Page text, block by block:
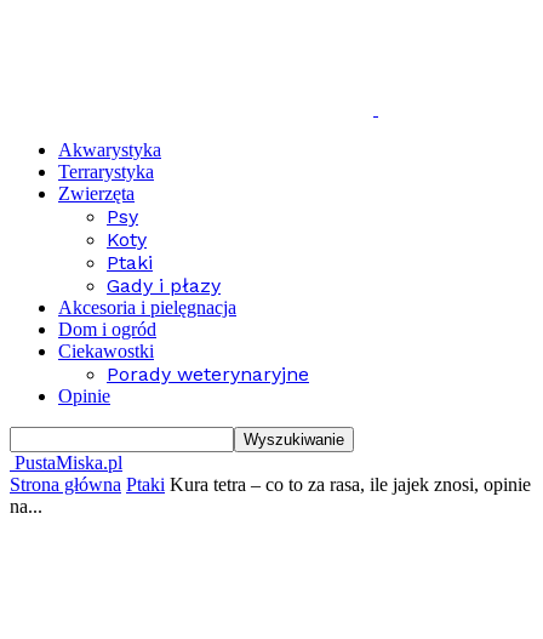
Akwarystyka
Terrarystyka
Zwierzęta
Psy
Koty
Ptaki
Gady i płazy
Akcesoria i pielęgnacja
Dom i ogród
Ciekawostki
Porady weterynaryjne
Opinie
PustaMiska.pl
Strona główna Ptaki Kura tetra – co to za rasa, ile jajek znosi, opinie
na...